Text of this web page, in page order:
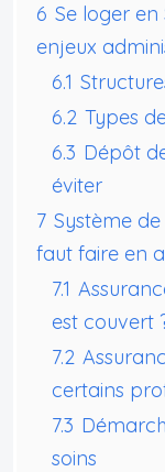
6 Se loger
enjeux
6.1
6.2 Types
6.3 Dépôt
éviter
7 Système de
faut faire en
7.1
est couvert
7.2
certains
7.3
soins